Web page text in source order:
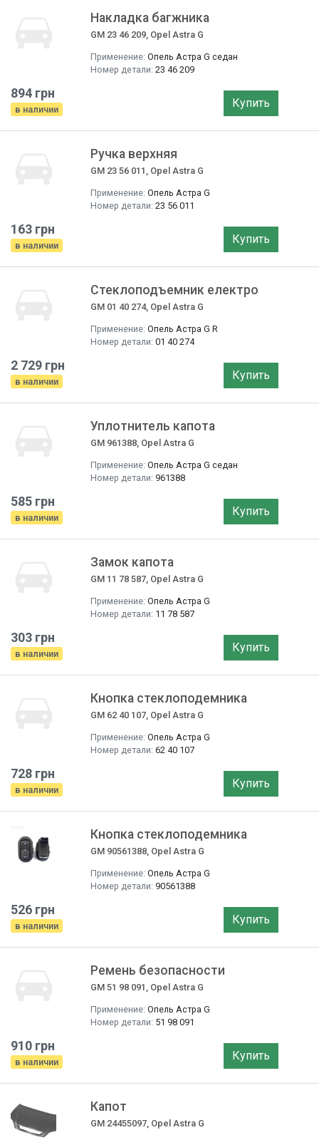
Накладка багжника
GM 23 46 209, Opel Astra G
Применение: Опель Астра G седан
Номер детали: 23 46 209
894 грн
в наличии Купить
Ручка верхняя
GM 23 56 011, Opel Astra G
Применение: Опель Астра G
Номер детали: 23 56 011
163 грн
в наличии Купить
Стеклоподъемник електро
GM 01 40 274, Opel Astra G
Применение: Опель Астра G R
Номер детали: 01 40 274
2 729 грн
в наличии Купить
Уплотнитель капота
GM 961388, Opel Astra G
Применение: Опель Астра G седан
Номер детали: 961388
585 грн
в наличии Купить
Замок капота
GM 11 78 587, Opel Astra G
Применение: Опель Астра G
Номер детали: 11 78 587
303 грн
в наличии Купить
Кнопка стеклоподемника
GM 62 40 107, Opel Astra G
Применение: Опель Астра G
Номер детали: 62 40 107
728 грн
в наличии Купить
Кнопка стеклоподемника
GM 90561388, Opel Astra G
Применение: Опель Астра G
Номер детали: 90561388
526 грн
в наличии Купить
Ремень безопасности
GM 51 98 091, Opel Astra G
Применение: Опель Астра G
Номер детали: 51 98 091
910 грн
в наличии Купить
Капот
GM 24455097, Opel Astra G